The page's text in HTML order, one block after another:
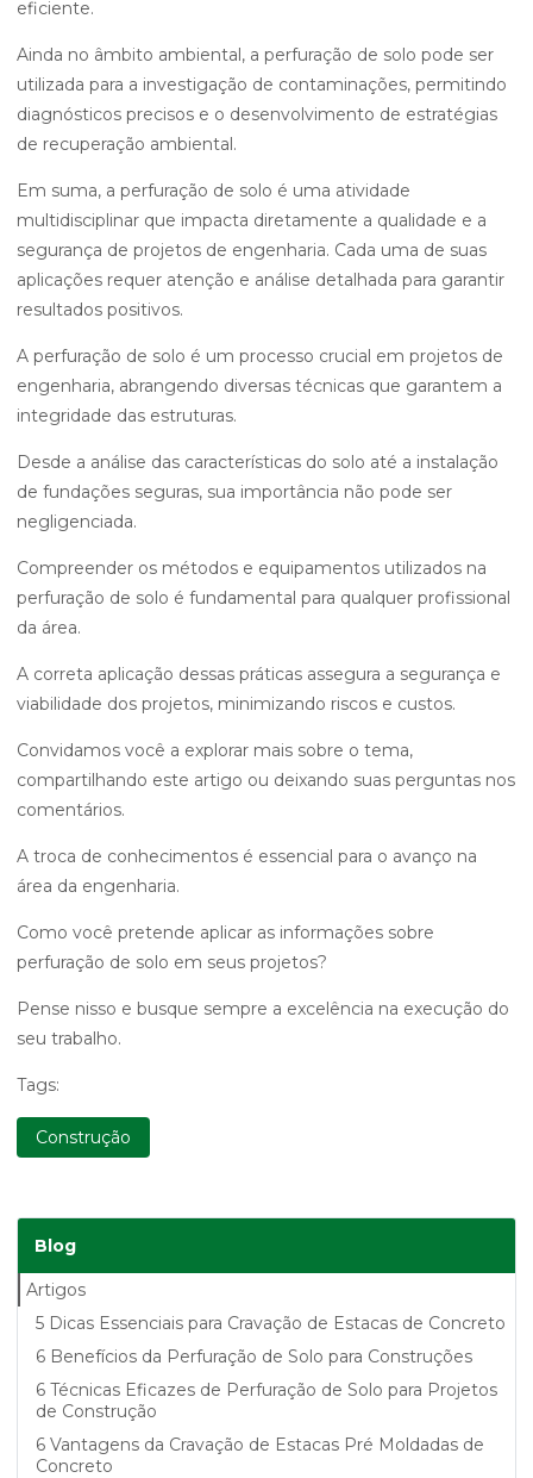
eficiente.
Ainda no âmbito ambiental, a perfuração de solo pode ser
utilizada para a investigação de contaminações, permitindo
diagnósticos precisos e o desenvolvimento de estratégias
de recuperação ambiental.
Em suma, a perfuração de solo é uma atividade
multidisciplinar que impacta diretamente a qualidade e a
segurança de projetos de engenharia. Cada uma de suas
aplicações requer atenção e análise detalhada para garantir
resultados positivos.
A perfuração de solo é um processo crucial em projetos de
engenharia, abrangendo diversas técnicas que garantem a
integridade das estruturas.
Desde a análise das características do solo até a instalação
de fundações seguras, sua importância não pode ser
negligenciada.
Compreender os métodos e equipamentos utilizados na
perfuração de solo é fundamental para qualquer profissional
da área.
A correta aplicação dessas práticas assegura a segurança e
viabilidade dos projetos, minimizando riscos e custos.
Convidamos você a explorar mais sobre o tema,
compartilhando este artigo ou deixando suas perguntas nos
comentários.
A troca de conhecimentos é essencial para o avanço na
área da engenharia.
Como você pretende aplicar as informações sobre
perfuração de solo em seus projetos?
Pense nisso e busque sempre a excelência na execução do
seu trabalho.
Tags:
Construção
Blog
Artigos
5 Dicas Essenciais para Cravação de Estacas de Concreto
6 Benefícios da Perfuração de Solo para Construções
6 Técnicas Eficazes de Perfuração de Solo para Projetos
de Construção
6 Vantagens da Cravação de Estacas Pré Moldadas de
Concreto